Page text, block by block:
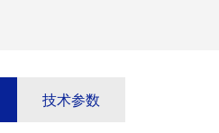
技术参数